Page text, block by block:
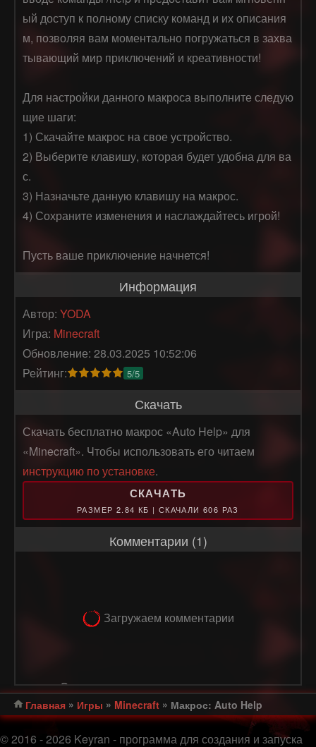
ый доступ к полному списку команд и их описания
м, позволяя вам моментально погружаться в захва
тывающий мир приключений и креативности!
Для настройки данного макроса выполните следую
щие шаги:
1) Скачайте макрос на свое устройство.
2) Выберите клавишу, которая будет удобна для ва
с.
3) Назначьте данную клавишу на макрос.
4) Сохраните изменения и наслаждайтесь игрой!
Пусть ваше приключение начнется!
Информация
Автор: YODA
Игра: Minecraft
Обновление: 28.03.2025 10:52:06
Рейтинг:
5/5
Скачать
Скачать бесплатно макрос «Auto Help» для
«Minecraft». Чтобы использовать его читаем
инструкцию по установке.
СКАЧАТЬ
РАЗМЕР 2.84 КБ | СКАЧАЛИ 606 РАЗ
Комментарии (1)
Загружаем комментарии
Оставлять комментарии могут только
авторизованные пользователи
Главная » Игры » Minecraft » Макрос: Auto Help
© 2016 - 2026 Keyran - программа для создания и запуска